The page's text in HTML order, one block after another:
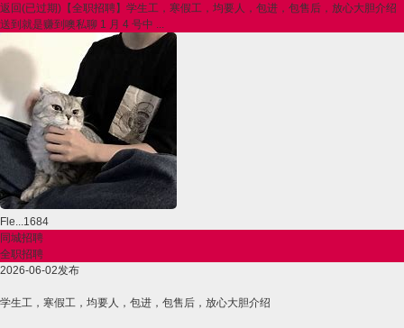
返回(已过期)【全职招聘】学生工，寒假工，均要人，包进，包售后，放心大胆介绍
送到就是赚到噢私聊 1 月 4 号中 ...
Fle...1684
同城招聘
全职招聘
2026-06-02发布
学生工，寒假工，均要人，包进，包售后，放心大胆介绍